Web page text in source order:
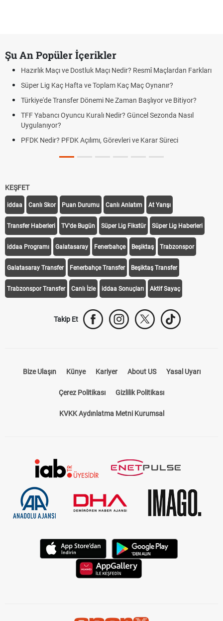
Şu An Popüler İçerikler
Hazırlık Maçı ve Dostluk Maçı Nedir? Resmî Maçlardan Farkları
Süper Lig Kaç Hafta ve Toplam Kaç Maç Oynanır?
Türkiye'de Transfer Dönemi Ne Zaman Başlıyor ve Bitiyor?
TFF Yabancı Oyuncu Kuralı Nedir? Güncel Sezonda Nasıl
Uygulanıyor?
PFDK Nedir? PFDK Açılımı, Görevleri ve Karar Süreci
KEŞFET
iddaa Canlı Skor Puan Durumu Canlı Anlatım At Yarışı
Transfer Haberleri TV'de Bugün Süper Lig Fikstür Süper Lig Haberleri
iddaa Programı Galatasaray Fenerbahçe Beşiktaş Trabzonspor
Galatasaray Transfer Fenerbahçe Transfer Beşiktaş Transfer
Trabzonspor Transfer Canlı İzle iddaa Sonuçları Aktif Sayaç
Takip Et
Bize Ulaşın Künye Kariyer About US Yasal Uyarı
Çerez Politikası Gizlilik Politikası
KVKK Aydınlatma Metni Kurumsal